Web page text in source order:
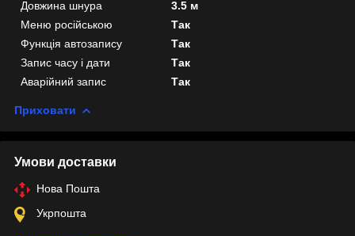
Довжина шнура
3.5 м
Меню російською
Так
Функція автозапису
Так
Запис часу і дати
Так
Аварійний запис
Так
Приховати
Умови доставки
Нова Пошта
Укрпошта